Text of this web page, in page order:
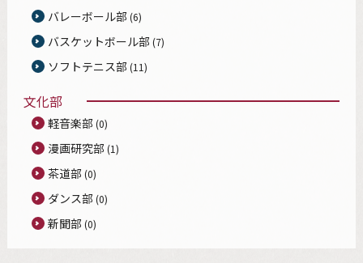
バレーボール部 (6)
バスケットボール部 (7)
ソフトテニス部 (11)
文化部
軽音楽部 (0)
漫画研究部 (1)
茶道部 (0)
ダンス部 (0)
新聞部 (0)